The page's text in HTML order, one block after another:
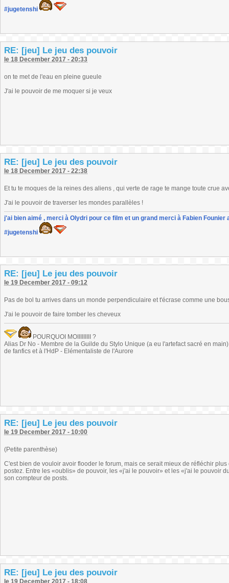
#jugetenshi
RE: [jeu] Le jeu des pouvoir
le 18 December 2017 - 20:33
on te met de l'eau en pleine gueule
J'ai le pouvoir de me moquer si je veux
RE: [jeu] Le jeu des pouvoir
le 18 December 2017 - 22:38
Et tu te moques de la reines des aliens , qui verte de rage te mange toute crue
J'ai le pouvoir de traverser les mondes parallèles !
j'ai bien aimé , merci à Olydri pour ce film et un grand merci à Fabien
#jugetenshi
RE: [jeu] Le jeu des pouvoir
le 19 December 2017 - 09:12
Pas de bol tu arrives dans un monde perpendiculaire et t'écrase comme une
J'ai le pouvoir de faire tomber les cheveux
POURQUOI MOIIIIIIIII ?
Alias Dr No - Membre de la Guilde du Stylo Unique (a eu l'artefact sacré en
de fanfics et à l'HdP - Elémentaliste de l'Aurore
RE: [jeu] Le jeu des pouvoir
le 19 December 2017 - 10:00
(Petite parenthèse)
C'est bien de vouloir avoir flooder le forum, mais ce serait mieux de réfléchir
postez. Entre les «oublis» de pouvoir, les «j'ai le pouvoir» et les «j'ai le pouvoir
son compteur de posts.
RE: [jeu] Le jeu des pouvoir
le 19 December 2017 - 18:08